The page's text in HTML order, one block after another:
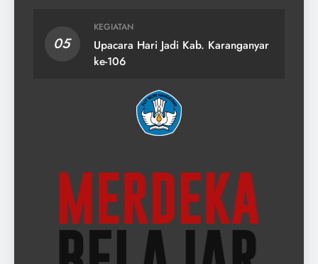
05
KEGIATAN
Upacara Hari Jadi Kab. Karanganyar
ke-106